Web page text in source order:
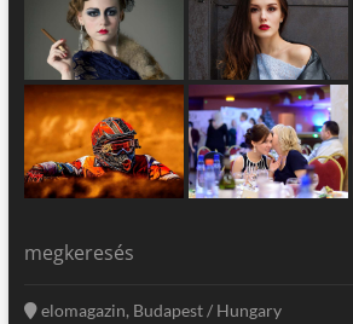
megkeresés
elomagazin, Budapest / Hungary